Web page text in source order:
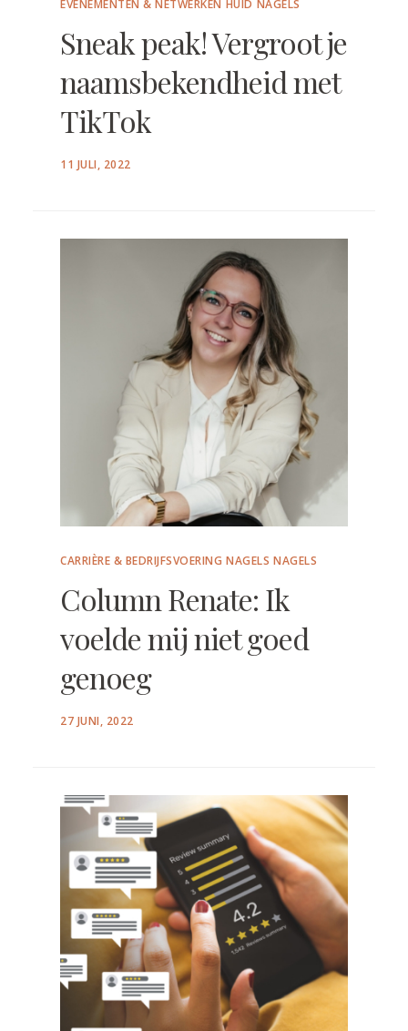
EVENEMENTEN & NETWERKEN HUID NAGELS
Sneak peak! Vergroot je
naamsbekendheid met
TikTok
POSTED
11 JULI, 2022
CARRIÈRE & BEDRIJFSVOERING NAGELS NAGELS
Column Renate: Ik
voelde mij niet goed
genoeg
POSTED
27 JUNI, 2022